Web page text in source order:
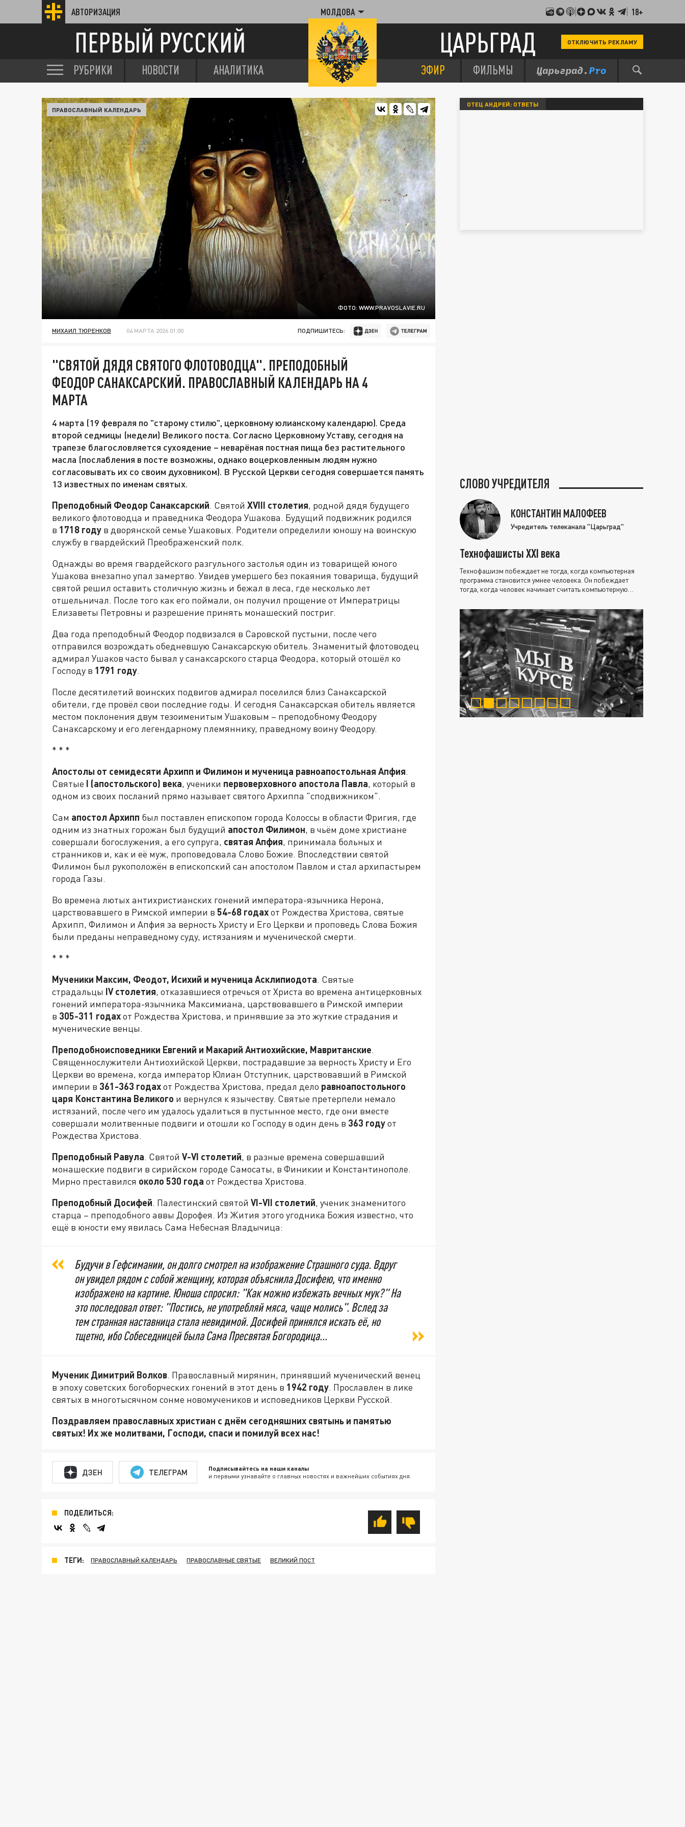
АВТОРИЗАЦИЯ МОЛДОВА 18+
ПЕРВЫЙ РУССКИЙ ЦАРЬГРАД ОТКЛЮЧИТЬ РЕКЛАМУ
РУБРИКИ НОВОСТИ АНАЛИТИКА ЭФИР ФИЛЬМЫ
ФОТО: WWW.PRAVOSLAVIE.RU
ПРАВОСЛАВНЫЙ КАЛЕНДАРЬ
МИХАИЛ ТЮРЕНКОВ 04 МАРТА 2026 01:00 ПОДПИШИТЕСЬ:
"СВЯТОЙ ДЯДЯ СВЯТОГО ФЛОТОВОДЦА". ПРЕПОДОБНЫЙ
ФЕОДОР САНАКСАРСКИЙ. ПРАВОСЛАВНЫЙ КАЛЕНДАРЬ НА 4
МАРТА
4 марта (19 февраля по "старому стилю", церковному юлианскому календарю). Среда
второй седмицы (недели) Великого поста. Согласно Церковному Уставу, сегодня на
трапезе благословляется сухоядение – неварёная постная пища без растительного
масла (послабления в посте возможны, однако воцерковленным людям нужно
согласовывать их со своим духовником). В Русской Церкви сегодня совершается память
13 известных по именам святых.
Преподобный Феодор Санаксарский. Святой XVIII столетия, родной дядя будущего
великого флотоводца и праведника Феодора Ушакова. Будущий подвижник родился
в 1718 году в дворянской семье Ушаковых. Родители определили юношу на воинскую
службу в гвардейский Преображенский полк.
Однажды во время гвардейского разгульного застолья один из товарищей юного
Ушакова внезапно упал замертво. Увидев умершего без покаяния товарища, будущий
святой решил оставить столичную жизнь и бежал в леса, где несколько лет
отшельничал. После того как его поймали, он получил прощение от Императрицы
Елизаветы Петровны и разрешение принять монашеский постриг.
Два года преподобный Феодор подвизался в Саровской пустыни, после чего
отправился возрождать обедневшую Санаксарскую обитель. Знаменитый флотоводец
адмирал Ушаков часто бывал у санаксарского старца Феодора, который отошёл ко
Господу в 1791 году.
После десятилетий воинских подвигов адмирал поселился близ Санаксарской
обители, где провёл свои последние годы. И сегодня Санаксарская обитель является
местом поклонения двум тезоименитым Ушаковым – преподобному Феодору
Санаксарскому и его легендарному племяннику, праведному воину Феодору.
* * *
Апостолы от семидесяти Архипп и Филимон и мученица равноапостольная Апфия.
Святые I (апостольского) века, ученики первоверховного апостола Павла, который в
одном из своих посланий прямо называет святого Архиппа "сподвижником".
Сам апостол Архипп был поставлен епископом города Колоссы в области Фригия, где
одним из знатных горожан был будущий апостол Филимон, в чьём доме христиане
совершали богослужения, а его супруга, святая Апфия, принимала больных и
странников и, как и её муж, проповедовала Слово Божие. Впоследствии святой
Филимон был рукоположён в епископский сан апостолом Павлом и стал архипастырем
города Газы.
Во времена лютых антихристианских гонений императора-язычника Нерона,
царствовавшего в Римской империи в 54-68 годахот Рождества Христова, святые
Архипп, Филимон и Апфия за верность Христу и Его Церкви и проповедь Слова Божия
были преданы неправедному суду, истязаниям и мученической смерти.
* * *
Мученики Максим, Феодот, Исихий и мученица Асклипиодота. Святые
страдальцы IV столетия, отказавшиеся отречься от Христа во времена антицерковных
гонений императора-язычника Максимиана, царствовавшего в Римской империи
в 305-311 годахот Рождества Христова, и принявшие за это жуткие страдания и
мученические венцы.
Преподобноисповедники Евгений и Макарий Антиохийские, Мавританские.
Священнослужители Антиохийской Церкви, пострадавшие за верность Христу и Его
Церкви во времена, когда император Юлиан Отступник, царствовавший в Римской
империи в 361-363 годахот Рождества Христова, предал дело равноапостольного
царя Константина Великого и вернулся к язычеству. Святые претерпели немало
истязаний, после чего им удалось удалиться в пустынное место, где они вместе
совершали молитвенные подвиги и отошли ко Господу в один день в 363 годуот
Рождества Христова.
Преподобный Равула. Святой V-VI столетий, в разные времена совершавший
монашеские подвиги в сирийском городе Самосаты, в Финикии и Константинополе.
Мирно преставился около 530 года от Рождества Христова.
Преподобный Досифей. Палестинский святой VI-VII столетий, ученик знаменитого
старца – преподобного аввы Дорофея. Из Жития этого угодника Божия известно, что
ещё в юности ему явилась Сама Небесная Владычица:
Будучи в Гефсимании, он долго смотрел на изображение Страшного суда. Вдруг
он увидел рядом с собой женщину, которая объяснила Досифею, что именно
изображено на картине. Юноша спросил: "Как можно избежать вечных мук?" На
это последовал ответ: "Постись, не употребляй мяса, чаще молись". Вслед за
тем странная наставница стала невидимой. Досифей принялся искать её, но
тщетно, ибо Собеседницей была Сама Пресвятая Богородица...
Мученик Димитрий Волков. Православный мирянин, принявший мученический венец
в эпоху советских богоборческих гонений в этот день в 1942 году. Прославлен в лике
святых в многотысячном сонме новомучеников и исповедников Церкви Русской.
Поздравляем православных христиан с днём сегодняшних святынь и памятью
святых! Их же молитвами, Господи, спаси и помилуй всех нас!
ДЗЕН ТЕЛЕГРАМ Подписывайтесь на наши каналы
и первыми узнавайте о главных новостях и важнейших событиях дня.
ПОДЕЛИТЬСЯ:
ТЕГИ: ПРАВОСЛАВНЫЙ КАЛЕНДАРЬ ПРАВОСЛАВНЫЕ СВЯТЫЕ ВЕЛИКИЙ ПОСТ
ОТЕЦ АНДРЕЙ: ОТВЕТЫ
СЛОВО УЧРЕДИТЕЛЯ
КОНСТАНТИН МАЛОФЕЕВ
Учредитель телеканала "Царьград"
Технофашисты XXI века
Технофашизм побеждает не тогда, когда компьютерная
программа становится умнее человека. Он побеждает
тогда, когда человек начинает считать компьютерную